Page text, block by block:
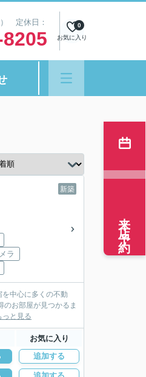
定休日：
お気に入り
0
新築
ラ
中心に多くの不動
っと見る
お気に入り
追加する
来店予約